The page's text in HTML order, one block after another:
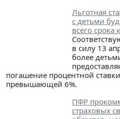
Льготная
с детьми
всего срока
в силу 13
более
погашение процентной
превышающей 6%.
ПФР
страховых